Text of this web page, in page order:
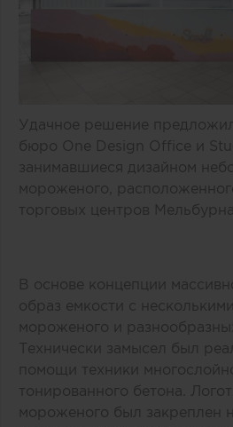
Удачное решение
бюро One Design Office и
занимавшиеся дизайном
мороженого,
торговых центров
В основе концепции
образ емкости с
мороженого и
Технически замысел был
помощи техники
тонированного бетона.
мороженого был закреплен